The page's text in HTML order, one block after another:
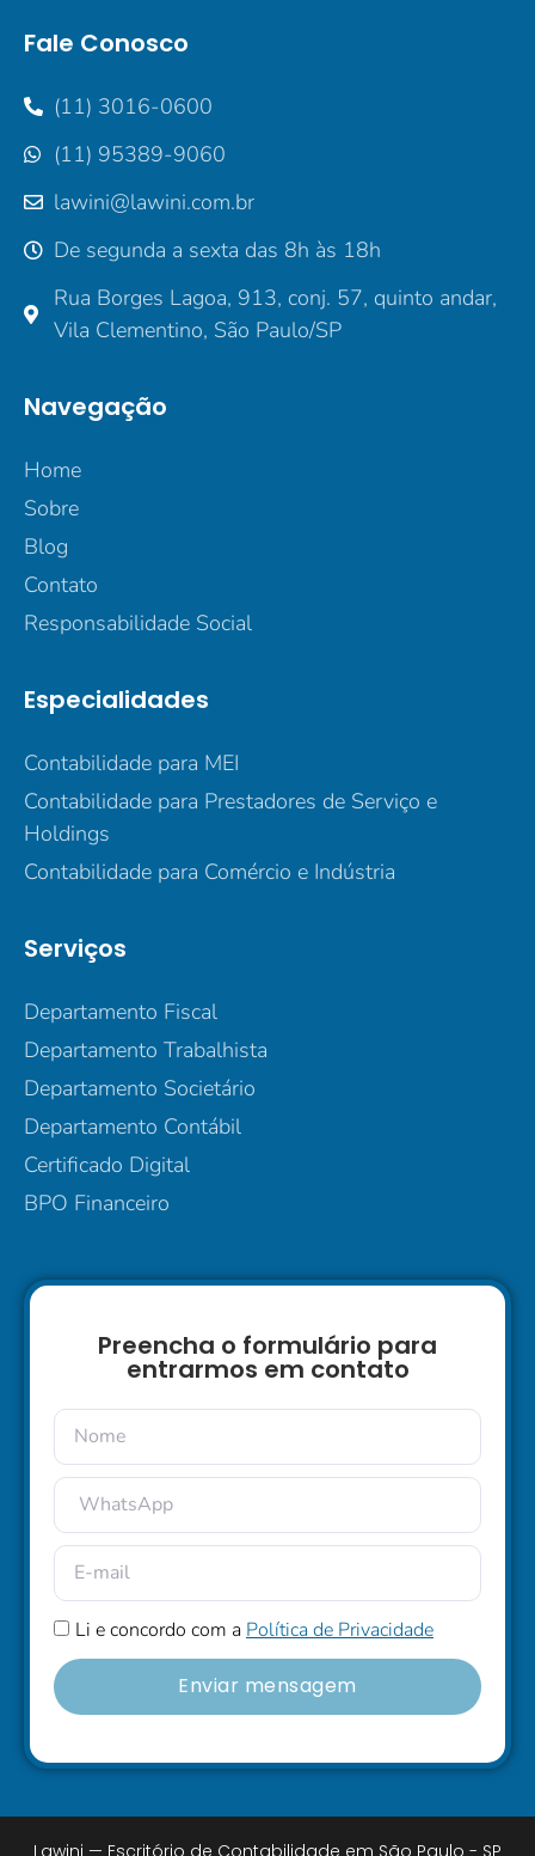
Fale Conosco
(11) 3016-0600
(11) 95389-9060
lawini@lawini.com.br
De segunda a sexta das 8h às 18h
Rua Borges Lagoa, 913, conj. 57, quinto andar,
Vila Clementino, São Paulo/SP
Navegação
Home
Sobre
Blog
Contato
Responsabilidade Social
Especialidades
Contabilidade para MEI
Contabilidade para Prestadores de Serviço e
Holdings
Contabilidade para Comércio e Indústria
Serviços
Departamento Fiscal
Departamento Trabalhista
Departamento Societário
Departamento Contábil
Certificado Digital
BPO Financeiro
Preencha o formulário para
entrarmos em contato
Li e concordo com a Política de Privacidade
Enviar mensagem
Lawini — Escritório de Contabilidade em São Paulo - SP